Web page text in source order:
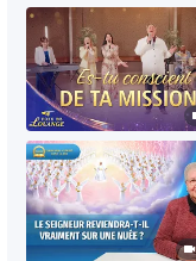
10:28
12:00